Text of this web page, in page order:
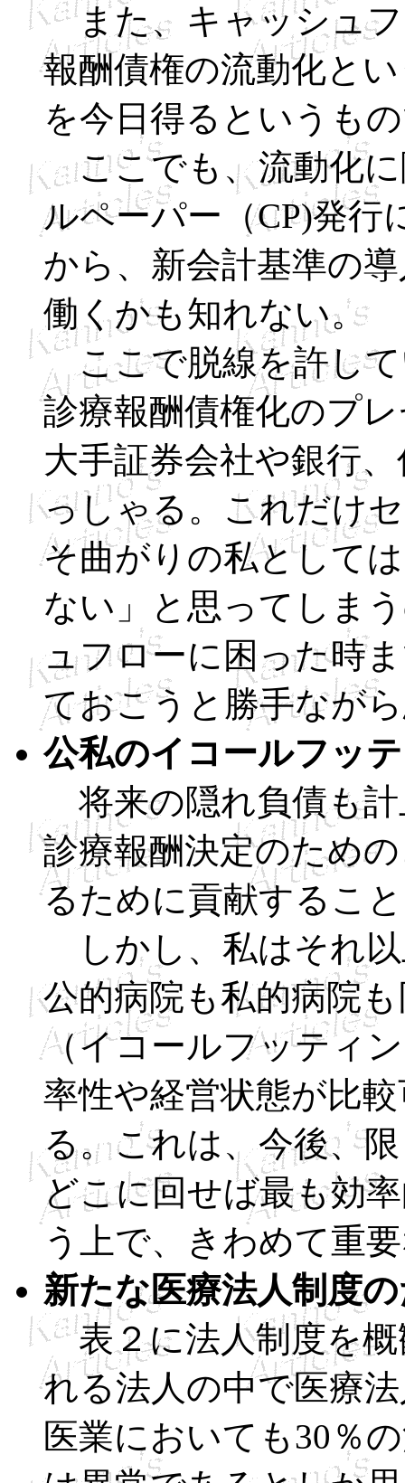
また、キャッシュフ
報酬債権の流動化と
を今日得るというも
ここでも、流動化に
ルペーパー（CP)発
から、新会計基準の
働くかも知れない。
ここで脱線を許して
診療報酬債権化のプ
大手証券会社や銀行
っしゃる。これだけ
そ曲がりの私として
ない」と思ってしま
ュフローに困った時
ておこうと勝手なが
公私のイコールフッ
将来の隠れ負債も計
診療報酬決定のため
るために貢献するこ
しかし、私はそれ
公的病院も私的病院
（イコールフッティ
率性や経営状態が比
る。これは、今後、
どこに回せば最も効
う上で、きわめて重
新たな医療法人制度
表２に法人制度を概
れる法人の中で医療
医業においても30％